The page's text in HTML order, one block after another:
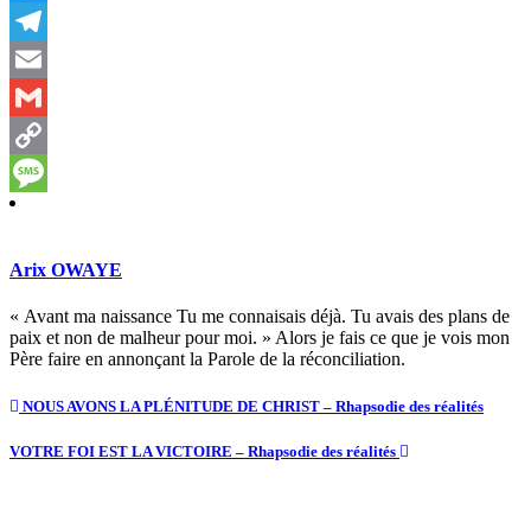
Twitter
Telegram
Email
Gmail
Copy
Link
Message
Arix OWAYE
« Avant ma naissance Tu me connaisais déjà. Tu avais des plans de
paix et non de malheur pour moi. » Alors je fais ce que je vois mon
Père faire en annonçant la Parole de la réconciliation.
NOUS AVONS LA PLÉNITUDE DE CHRIST – Rhapsodie des réalités
VOTRE FOI EST LA VICTOIRE – Rhapsodie des réalités